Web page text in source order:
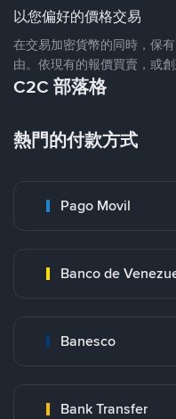
以您偏好的價格交易
在交易加密貨幣的同時，保
由。依現有的報價買賣，或
C2C 部落格
熱門的付款方式
Pago Movil
Banco de
Banesco
Bank Transfer